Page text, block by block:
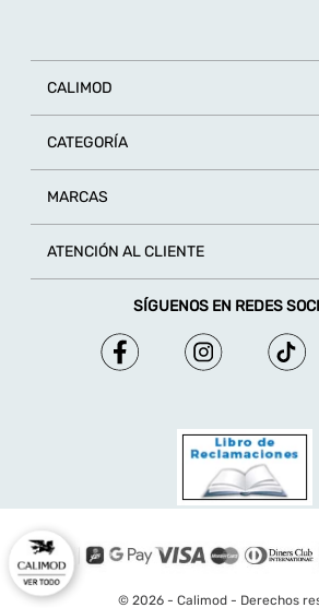
CALIMOD
CATEGORÍA
MARCAS
ATENCIÓN AL CLIENTE
SÍGUENOS EN REDES
© 2026 - Calimod - Derechos